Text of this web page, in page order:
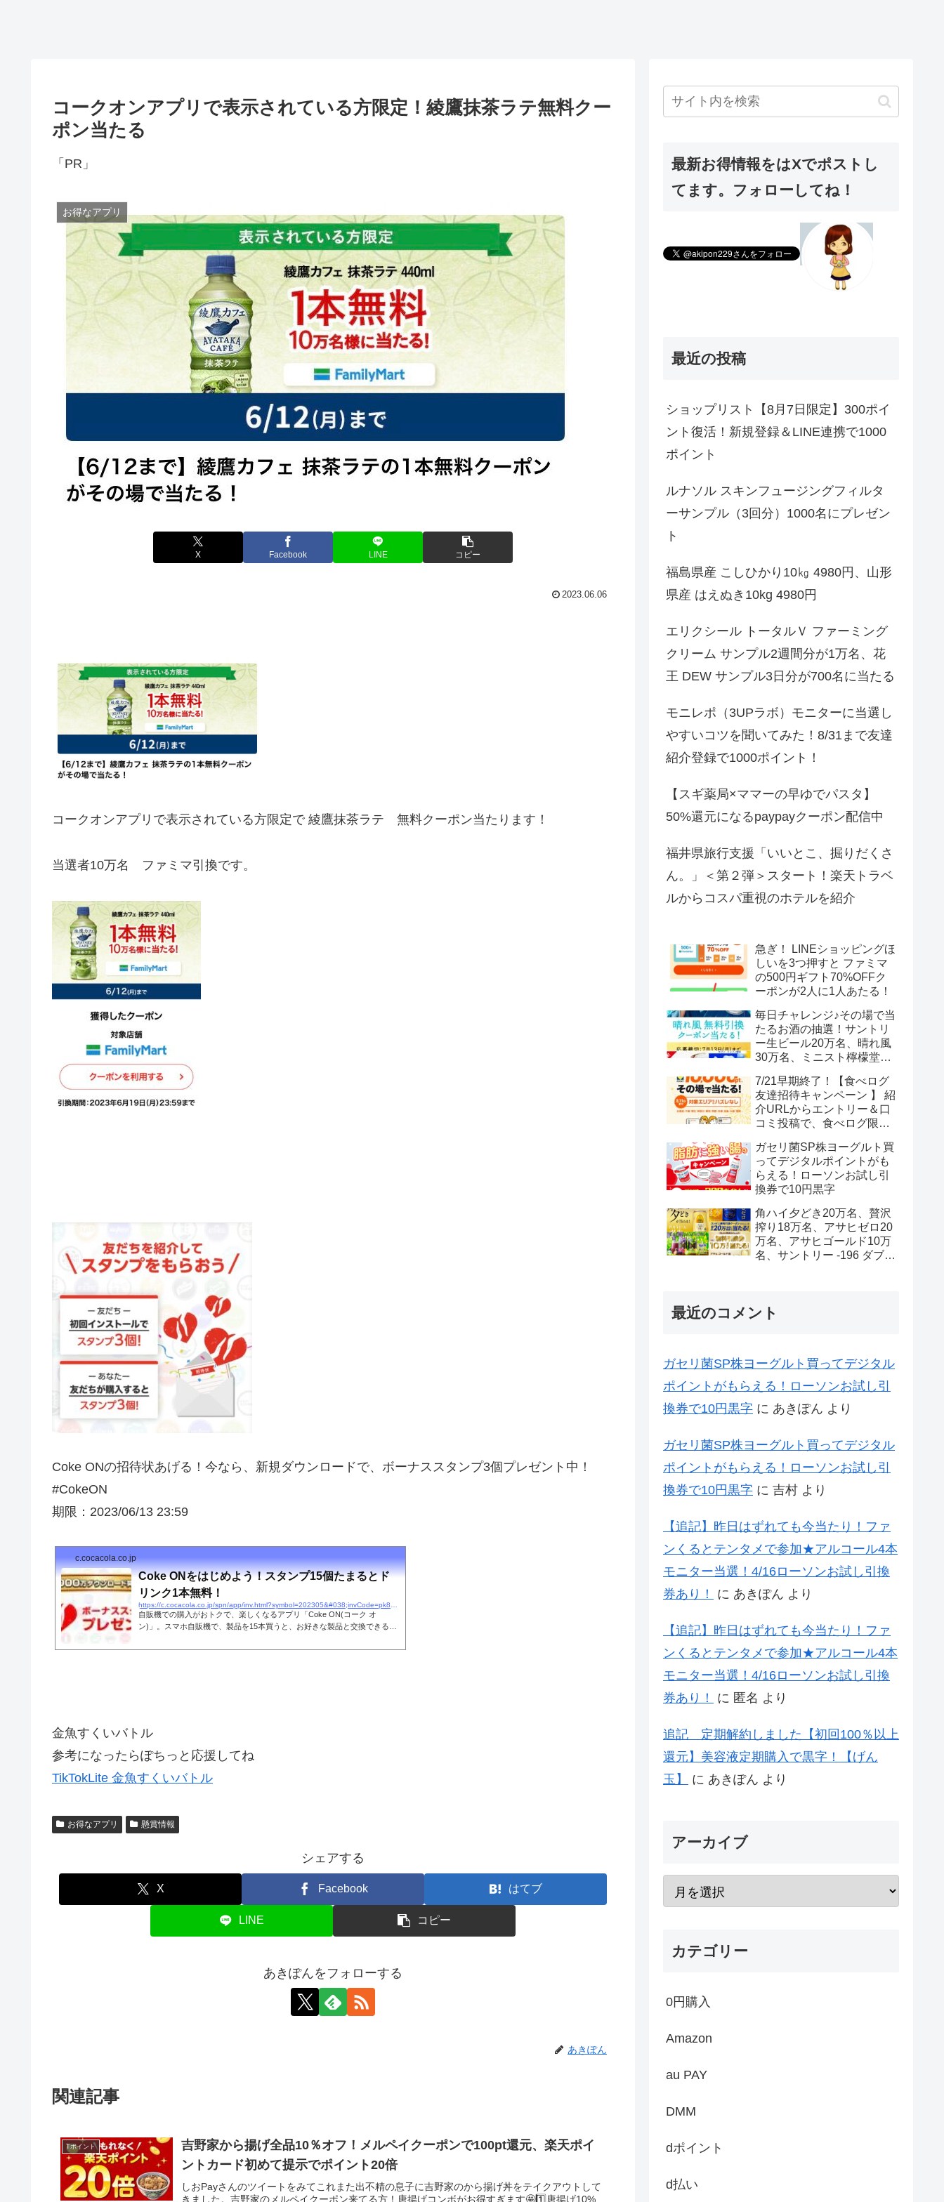
コークオンアプリで表示されている方限定！綾鷹抹茶ラテ無料クー
ポン当たる
「PR」
お得なアプリ
X Facebook LINE コピー
2023.06.06
コークオンアプリで表示されている方限定で綾鷹抹茶ラテ 無料クーポン当たります！
当選者10万名 ファミマ引換です。
Coke ONの招待状あげる！今なら、新規ダウンロードで、ボーナススタンプ3個プレゼント中！
#CokeON
期限：2023/06/13 23:59
c.cocacola.co.jp
Coke ONをはじめよう！スタンプ15個たまるとド
リンク1本無料！
自販機での購入がおトクで、楽しくなるアプリ「Coke ON(コーク オ
ン)」。スマホ自販機で、製品を15本買うと、お好きな製品と交換できるド
最新情報も配信中！
金魚すくいバトル
参考になったらぽちっと応援してね
TikTokLite 金魚すくいバトル
お得なアプリ 懸賞情報
シェアする
X Facebook はてブ
LINE コピー
あきぽんをフォローする
あきぽん
関連記事
Tポイント
吉野家から揚げ全品10％オフ！メルペイクーポンで100pt還元、楽天ポイ
ントカード初めて提示でポイント20倍
しおPayさんのツイートをみてこれまた出不精の息子に吉野家のから揚げ丼をテイクアウトして
きました。吉野家のメルペイクーポン来てる方！唐揚げコンボがお得すぎます🤩1️⃣唐揚げ10%
最新お得情報をはXでポストし
てます。フォローしてね！
最近の投稿
ショップリスト【8月7日限定】300ポイ
ント復活！新規登録＆LINE連携で1000
ポイント
ルナソル スキンフュージングフィルタ
ーサンプル（3回分）1000名にプレゼン
ト
福島県産 こしひかり10㎏ 4980円、山形
県産 はえぬき10kg 4980円
エリクシール トータルＶ ファーミング
クリーム サンプル2週間分が1万名、花
王 DEW サンプル3日分が700名に当たる
モニレポ（3UPラボ）モニターに当選し
やすいコツを聞いてみた！8/31まで友達
紹介登録で1000ポイント！
【スギ薬局×ママーの早ゆでパスタ】
50%還元になるpaypayクーポン配信中
福井県旅行支援「いいとこ、掘りだくさ
ん。」＜第２弾＞スタート！楽天トラベ
ルからコスパ重視のホテルを紹介
急ぎ！ LINEショッピングほ
しいを3つ押すと ファミマ
の500円ギフト70%OFFク
ーポンが2人に1人あたる！
毎日チャレンジ♪その場で当
たるお酒の抽選！サントリ
ー生ビール20万名、晴れ風
30万名、ミニスト檸檬堂2
ボール12.3万名
7/21早期終了！【食べログ
友達招待キャンペーン 】 紹
介URLからエントリー＆口
コミ投稿で、食べログ限定
トがもらえる
ガセリ菌SP株ヨーグルト買
ってデジタルポイントがも
らえる！ローソンお試し引
換券で10円黒字
角ハイ夕どき20万名、贅沢
搾り18万名、アサヒゼロ20
万名、アサヒゴールド10万
名、サントリー -196 ダブル
最近のコメント
ガセリ菌SP株ヨーグルト買ってデジタル
ポイントがもらえる！ローソンお試し引
換券で10円黒字 に あきぽん より
ガセリ菌SP株ヨーグルト買ってデジタル
ポイントがもらえる！ローソンお試し引
換券で10円黒字 に 吉村 より
【追記】昨日はずれても今当たり！ファ
ンくるとテンタメで参加★アルコール4本
モニター当選！4/16ローソンお試し引換
券あり！
に あきぽん より
【追記】昨日はずれても今当たり！ファ
ンくるとテンタメで参加★アルコール4本
モニター当選！4/16ローソンお試し引換
券あり！
に 匿名 より
追記 定期解約しました【初回100％以上
還元】美容液定期購入で黒字！【げん
玉】
に あきぽん より
アーカイブ
カテゴリー
0円購入
Amazon
au PAY
DMM
dポイント
d払い